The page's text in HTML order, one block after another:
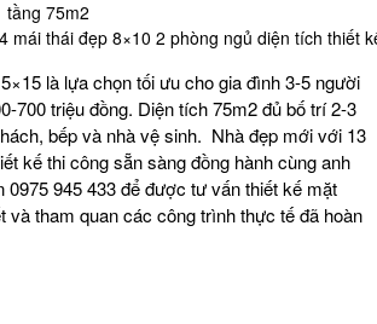
mái thái đẹp 8×10 2 phòng ngủ diện tích thiết
là lựa chọn tối ưu cho gia đình 3-5 người
700 triệu đồng. Diện tích 75m2 đủ bố trí 2-3
bếp và nhà vệ sinh. Nhà đẹp mới với 13
kế thi công sẵn sàng đồng hành cùng anh
0975 945 433 để được tư vấn thiết kế mặt
và tham quan các công trình thực tế đã hoàn